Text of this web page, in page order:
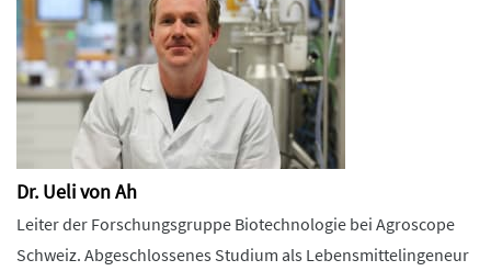
Dr. Ueli von Ah
Leiter der Forschungsgruppe Biotechnologie bei Agroscope
Schweiz. Abgeschlossenes Studium als Lebensmittelingeneur